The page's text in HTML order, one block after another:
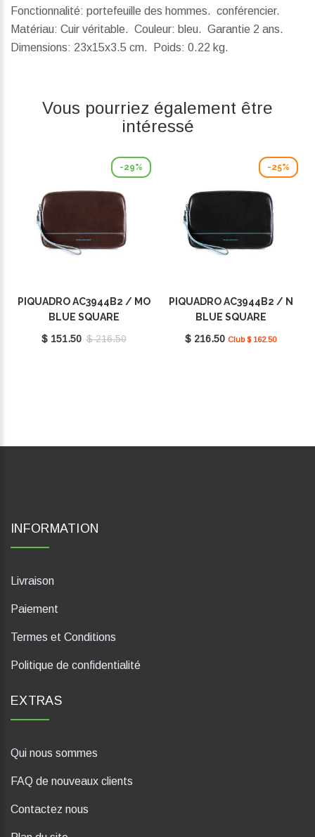
Fonctionnalité: portefeuille des hommes. conférencier.
Matériau: Cuir véritable. Couleur: bleu. Garantie 2 ans.
Dimensions: 23x15x3.5 cm. Poids: 0.22 kg.
Vous pourriez également être
intéressé
-29%
PIQUADRO AC3944B2 / MO
BLUE SQUARE
$ 151.50 $ 216.50
-25%
PIQUADRO AC3944B2 / N
BLUE SQUARE
$ 216.50 Club $ 162.50
INFORMATION
Livraison
Paiement
Termes et Conditions
Politique de confidentialité
EXTRAS
Qui nous sommes
FAQ de nouveaux clients
Contactez nous